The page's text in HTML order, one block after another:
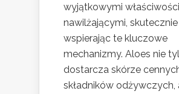
wyjątkowymi
nawilżającymi, skutecznie
wspierając te kluczowe
mechanizmy. Aloes nie
dostarcza skórze
składników odżywczych,